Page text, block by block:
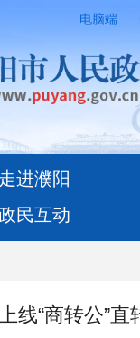
电脑端
走进濮阳
民互动
线“商转公”直